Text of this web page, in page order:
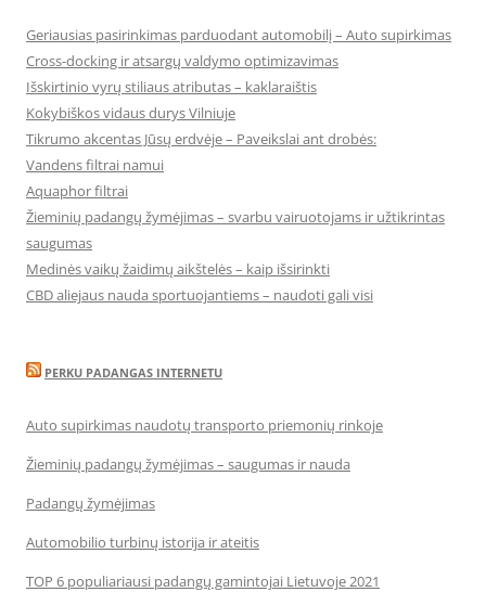
Geriausias pasirinkimas parduodant automobilį – Auto supirkimas
Cross-docking ir atsargų valdymo optimizavimas
Išskirtinio vyrų stiliaus atributas – kaklaraištis
Kokybiškos vidaus durys Vilniuje
Tikrumo akcentas Jūsų erdvėje – Paveikslai ant drobės:
Vandens filtrai namui
Aquaphor filtrai
Žieminių padangų žymėjimas – svarbu vairuotojams ir užtikrintas
saugumas
Medinės vaikų žaidimų aikštelės – kaip išsirinkti
CBD aliejaus nauda sportuojantiems – naudoti gali visi
PERKU PADANGAS INTERNETU
Auto supirkimas naudotų transporto priemonių rinkoje
Žieminių padangų žymėjimas – saugumas ir nauda
Padangų žymėjimas
Automobilio turbinų istorija ir ateitis
TOP 6 populiariausi padangų gamintojai Lietuvoje 2021